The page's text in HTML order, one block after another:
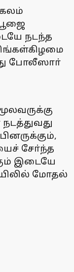
நடந்த
போலீஸாா்
சோ்ந்த
இடையே
மோதல்